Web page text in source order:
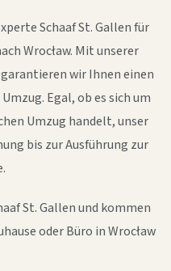
Schaaf St. Gallen für
Wrocław. Mit unserer
wir Ihnen einen
Egal, ob es sich um
Umzug handelt, unser
bis zur Ausführung zur
St. Gallen und kommen
oder Büro in Wrocław